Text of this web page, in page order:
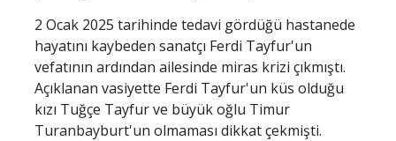
2 Ocak 2025 tarihinde tedavi gördüğü hastanede
hayatını kaybeden sanatçı Ferdi Tayfur'un
vefatının ardından ailesinde miras krizi çıkmıştı.
Açıklanan vasiyette Ferdi Tayfur'un küs olduğu
kızı Tuğçe Tayfur ve büyük oğlu Timur
Turanbayburt'un olmaması dikkat çekmişti.